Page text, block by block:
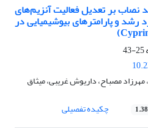
بر تعدیل فعالیت آنزیم‌های
رشد و پارامترهای بیوشیمیایی در
25-43
مهرزاد مصباح، داریوش غریبی، میثاق
چکیده تفصیلی